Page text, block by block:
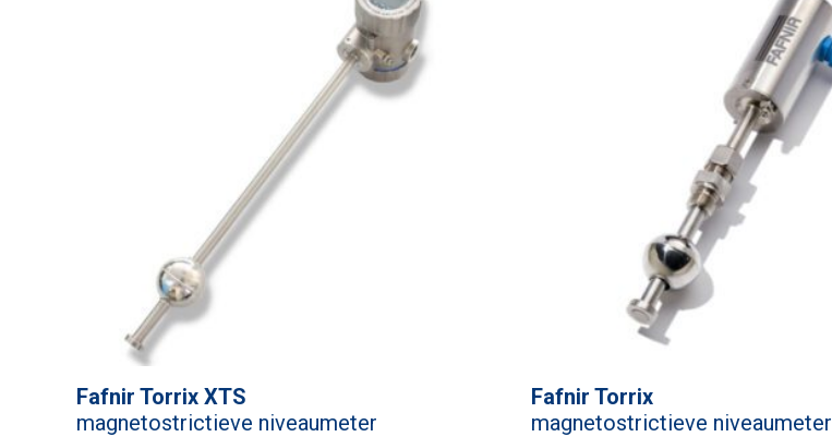
Fafnir Torrix XTS
magnetostrictieve niveaumeter
Fafnir Torrix
magnetostrictieve niveaumeter